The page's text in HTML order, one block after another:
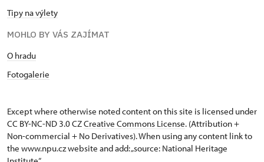
Tipy na výlety
MOHLO BY VÁS ZAJÍMAT
O hradu
Fotogalerie
Except where otherwise noted content on this site is licensed under
CC BY-NC-ND 3.0 CZCreative Commons License. (Attribution +
Non-commercial + No Derivatives). When using any content link to
the www.npu.cz website and add: „source: National Heritage